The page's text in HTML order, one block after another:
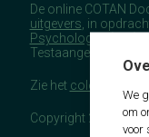
We
om
voor
De online COTAN
uitgevers , in
Psychologen(NIP),
Zie het colofon
Copyright 2026 -